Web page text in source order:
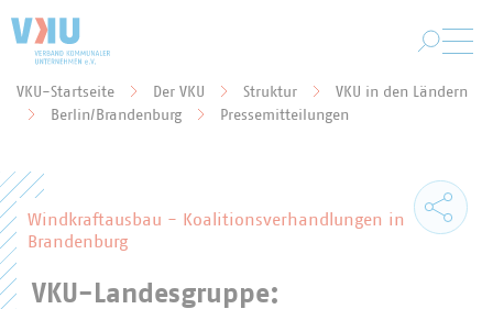
Sie befinden sich hier:
VKU-Startseite Der VKU Struktur
VKU in den Ländern
Berlin/Brandenburg
Pressemitteilungen
Windkraftausbau - Koalitionsverhandlungen in
Brandenburg
VKU-Landesgruppe: